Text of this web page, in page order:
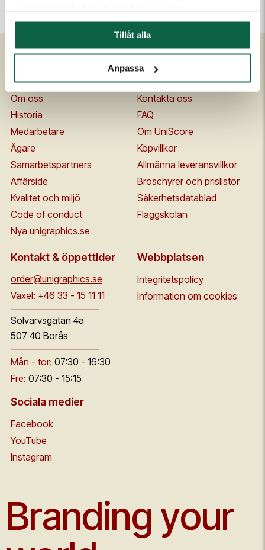
Tillåt alla
Anpassa
Om oss
Historia
Medarbetare
Ägare
Samarbetspartners
Affärside
Kvalitet och miljö
Code of conduct
Nya unigraphics.se
Kundservice
Kontakta oss
FAQ
Om UniScore
Köpvillkor
Allmänna leveransvillkor
Broschyrer och prislistor
Säkerhetsdatablad
Flaggskolan
Kontakt & öppettider
order@unigraphics.se
Växel: +46 33 - 15 11 11
Solvarvsgatan 4a
507 40 Borås
Mån - tor: 07:30 - 16:30
Fre: 07:30 - 15:15
Webbplatsen
Integritetspolicy
Information om cookies
Sociala medier
Facebook
YouTube
Instagram
Branding your